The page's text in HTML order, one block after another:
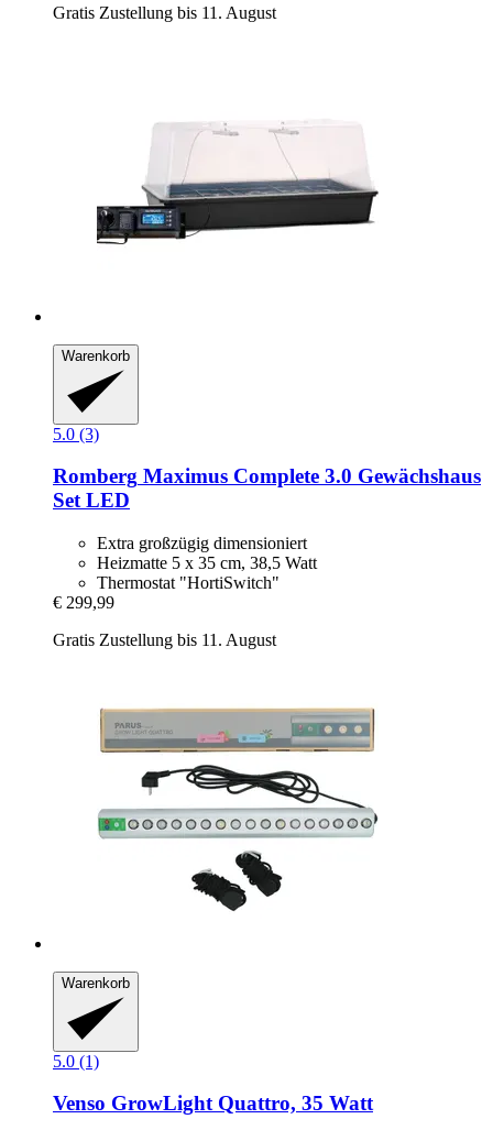
Gratis Zustellung bis 11. August
Warenkorb
5.0 (3)
Romberg Maximus Complete 3.0 Gewächshaus
Set LED
Extra großzügig dimensioniert
Heizmatte 5 x 35 cm, 38,5 Watt
Thermostat "HortiSwitch"
€ 299,99
Gratis Zustellung bis 11. August
Warenkorb
5.0 (1)
Venso GrowLight Quattro, 35 Watt